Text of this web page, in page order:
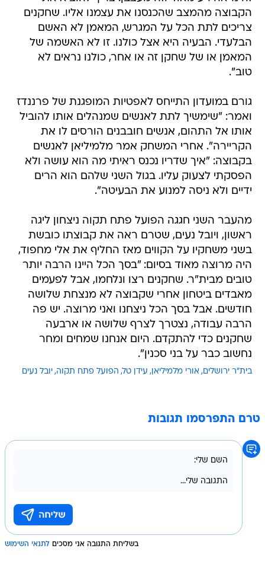
הקבוצה מהמצב שהכנסנו את עצמנו אליו. שחקנים
צריכים לתת הכל על המגרש, המאמן לא האשם
הבלעדי. הבעיה היא אצל כולנו. זו לא האשמה של
המאמן או של שחקן זה או אחר, כולנו נראים לא
טוב".
גורם במועדון התייחס לאפטיות המופגנת של פרננדז
ואמר: "שימשיך לתת לאנשים שמנהלים אותו להוביל
אותו אל התהום, אנשים חובבנים הורסים לו את
הקריירה". אחרי המשחק אמר מלמיליאן לאנשים
בקבוצה: "איך שדריו נכנס ראיתי מה הוא עושה ולא
הפסקתי לצעוק עליו. בגול השני שלהם הוא הרים
ידיים ולא ניסה למנוע את הבעיטה".
מהעבר השני חגגה הפועל פתח תקוה ניצחון ליגה
ראשון, ויובל נעים, שטרם ראה את קבוצתו כובשת
בשני משחקיו על הקווים מאז החליף את אלי מחפוד,
היה מרוצה מאוד בסיום: "בסך הכל היינו הרבה יותר
טובים מבית"ר. שחקנים רצו ונלחמו, אבל לפעמים
מאבדים ביטחון אחרי שקבוצה לא מנצחת שלושה
חודשים. אבל בסך הכל ניצחנו ואני מרוצה. יש פה
הרבה עבודה, נצטרך לצרף שלושה או ארבעה
שחקנים כדי להתקדם. היום אנחנו שמחים ומחר
נחשוב כבר על בני סכנין".
בית"ר ירושלים אורי מלמיליאן עידן טל הפועל פתח תקוה יובל נעים
טרם התפרסמו תגובות
בשליחת התגובה אני מסכים לתנאי השימוש